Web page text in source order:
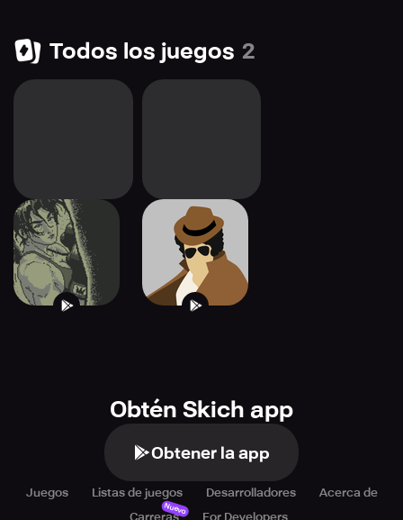
Todos los juegos 2
Toe II Toe Watch Trader
Obtén Skich app
Obtener la app
Juegos Listas de juegos Desarrolladores
Acerca de
Carreras
Nuevo
For Developers